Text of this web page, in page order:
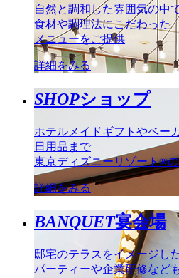
自然と調和した雰囲気の中
食材や調理法にこだわった
メニューをご提供
詳細をみる
SHOPショップ
ホテルメイドギフトやベー
日用品まで
東京ディズニーリゾート®
詳細をみる
BANQUET宴会場
邸宅のテラスをイメージし
パーティーや企業研修など